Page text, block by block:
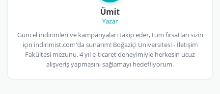
Ümit
Yazar
Güncel indirimleri ve kampanyaları takip eder, tüm fırsatları sizin
için indirimist.com'da sunarım! Boğaziçi Üniversitesi - İletişim
Fakültesi mezunu. 4 yıl e-ticaret deneyimiyle herkesin ucuz
alışveriş yapmasını sağlamayı hedefliyorum.